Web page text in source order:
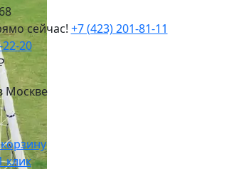
сейчас! +7 (423) 201-81-11
20
Москве
клик